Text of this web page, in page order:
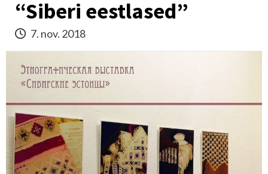
“Siberi eestlased”
7. nov. 2018